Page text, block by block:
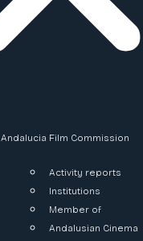
Andalucia Film Commission
Activity reports
Institutions
Member of
Andalusian Cinema